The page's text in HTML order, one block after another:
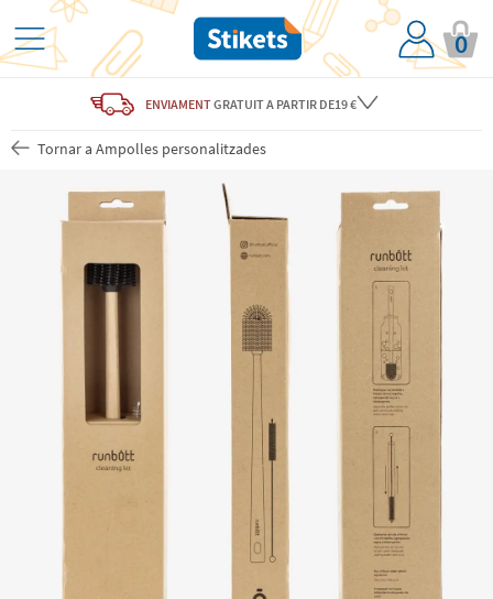
0
ENVIAMENTGRATUITA PARTIR DE19 €
Tornar a Ampolles personalitzades